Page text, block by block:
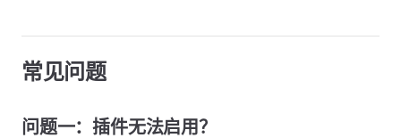
常见问题
问题一：插件无法启用？